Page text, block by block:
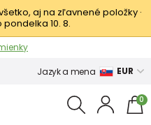
aj na zľavnené položky ·
pondelka 10. 8.
Jazyk a mena EUR
0